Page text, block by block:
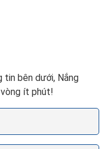
tin bên dưới, Nắng
vòng ít phút!